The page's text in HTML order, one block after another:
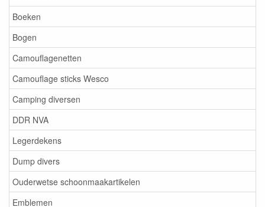
Boeken
Bogen
Camouflagenetten
Camouflage sticks Wesco
Camping diversen
DDR NVA
Legerdekens
Dump divers
Ouderwetse schoonmaakartikelen
Emblemen